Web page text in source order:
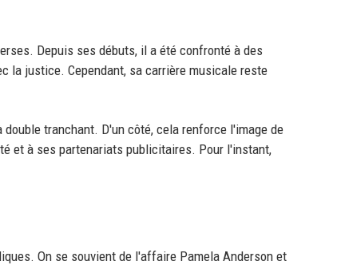
Depuis ses débuts, il a été confronté à des
la justice. Cependant, sa carrière musicale reste
tranchant. D'un côté, cela renforce l'image de
et à ses partenariats publicitaires. Pour l'instant,
On se souvient de l'affaire Pamela Anderson et